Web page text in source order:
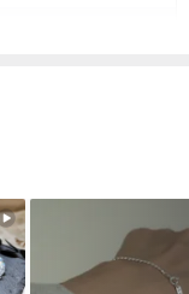
柔感。